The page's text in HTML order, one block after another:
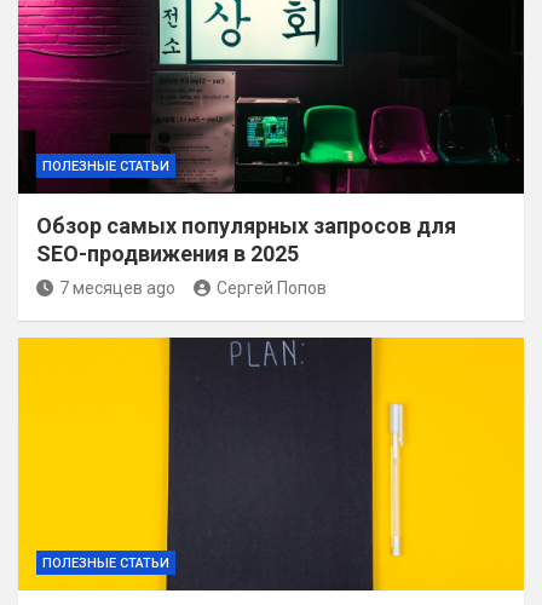
ПОЛЕЗНЫЕ СТАТЬИ
Обзор самых популярных запросов для
SEO-продвижения в 2025
7 месяцев ago Сергей Попов
ПОЛЕЗНЫЕ СТАТЬИ